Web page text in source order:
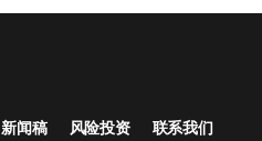
新闻稿 风险投资 联系我们